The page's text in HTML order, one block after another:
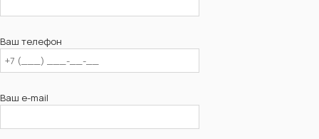
Ваш телефон
Ваш e-mail